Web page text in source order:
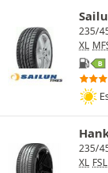
235/
XL
B
235/
XL FSL